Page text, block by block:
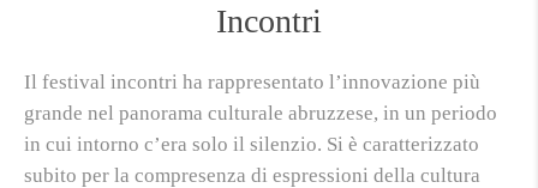
Incontri
Il festival incontri ha rappresentato l’innovazione più
grande nel panorama culturale abruzzese, in un periodo
in cui intorno c’era solo il silenzio. Si è caratterizzato
subito per la compresenza di espressioni della cultura